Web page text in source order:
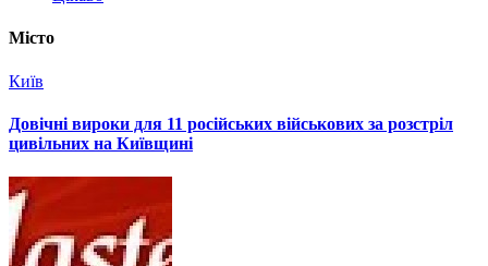
Місто
Київ
Довічні вироки для 11 російських військових за розстріл
цивільних на Київщині